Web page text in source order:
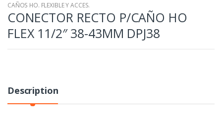
CAÑOS HO. FLEXIBLE Y ACCES.
CONECTOR RECTO P/CAÑO HO
FLEX 11/2″ 38-43MM DPJ38
Description